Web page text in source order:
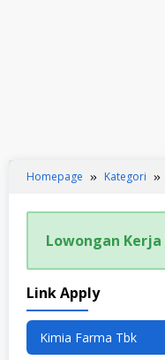
Homepage Kategori
Lowongan Kerja
Link Apply
Kimia Farma Tbk